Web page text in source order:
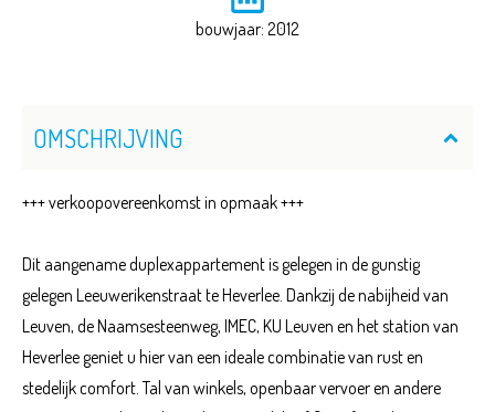
bouwjaar: 2012
OMSCHRIJVING
+++ verkoopovereenkomst in opmaak +++
Dit aangename duplexappartement is gelegen in de gunstig
gelegen Leeuwerikenstraat te Heverlee. Dankzij de nabijheid van
Leuven, de Naamsesteenweg, IMEC, KU Leuven en het station van
Heverlee geniet u hier van een ideale combinatie van rust en
stedelijk comfort. Tal van winkels, openbaar vervoer en andere